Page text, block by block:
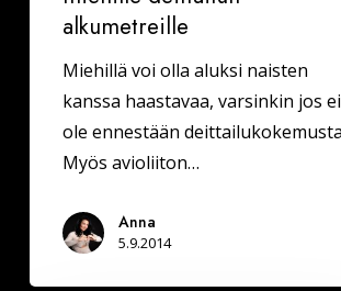
alkumetreille
Miehillä voi olla aluksi naisten
kanssa haastavaa, varsinkin jos ei
ole ennestään
Myös avioliiton…
Anna
5.9.2014